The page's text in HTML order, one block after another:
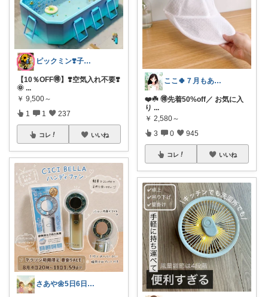
ピックミン❣️子育てパパママ応援グッズ
【10％OFF🉐】❣️空気入れ不要❣️
🌞 ...
￥ 9,500～
1 1 237
コレ いいね
さあや🌼5日6日有難うございます
ここ🍀７月もありがとう🍀
❤️☘️ 🉐先着50%off／ お気に入
り ...
￥ 2,580～
3 0 945
コレ いいね